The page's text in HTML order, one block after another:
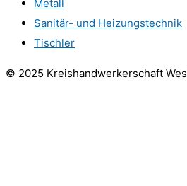
Metall
Sanitär- und Heizungstechnik
Tischler
© 2025 Kreishandwerkerschaft